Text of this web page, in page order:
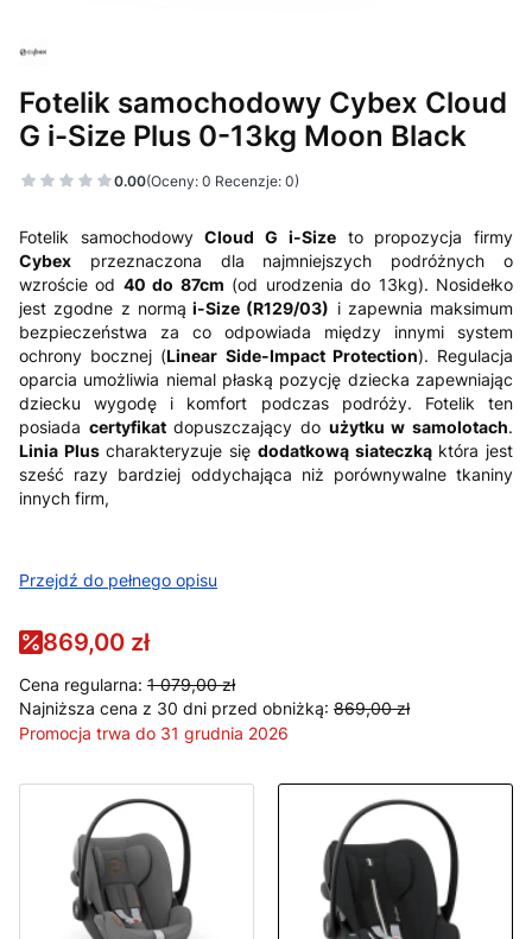
Fotelik samochodowy Cybex Cloud
G i-Size Plus 0-13kg Moon Black
0.00(Oceny: 0 Recenzje: 0)
Fotelik samochodowyCloud G i-Sizeto propozycja firmy
Cybex przeznaczona dla najmniejszych podróżnych o
wzroście od 40 do 87cm (od urodzenia do 13kg). Nosidełko
jest zgodne z normą i-Size (R129/03) i zapewnia maksimum
bezpieczeństwa za co odpowiada między innymi system
ochrony bocznej (Linear Side-Impact Protection). Regulacja
oparcia umożliwia niemal płaską pozycję dziecka zapewniając
dziecku wygodę i komfort podczas podróży. Fotelik ten
posiada certyfikatdopuszczający do użytku w samolotach.
Linia Pluscharakteryzuje się dodatkową siateczkąktóra jest
sześć razy bardziej oddychająca niż porównywalne tkaniny
innych firm,
Przejdź do pełnego opisu
869,00 zł
Cena regularna: 1 079,00 zł
Najniższa cena z 30 dni przed obniżką: 869,00 zł
Promocja trwa do 31 grudnia 2026